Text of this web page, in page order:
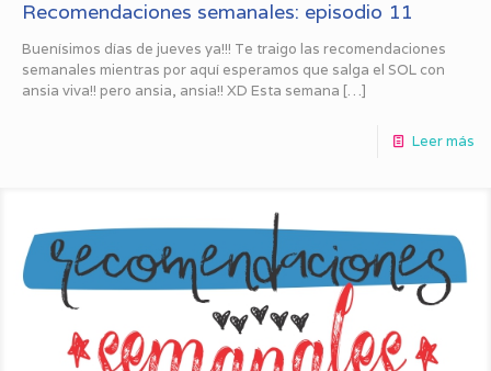
Recomendaciones semanales: episodio 11
Buenísimos días de jueves ya!!! Te traigo las recomendaciones
semanales mientras por aquí esperamos que salga el SOL con
ansia viva!! pero ansia, ansia!! XD Esta semana […]
Leer más